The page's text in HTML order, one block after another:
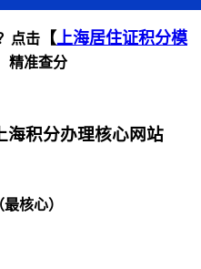
点击 【 上海居住证积分模
精准查分
海积分办理核心网站
核心）